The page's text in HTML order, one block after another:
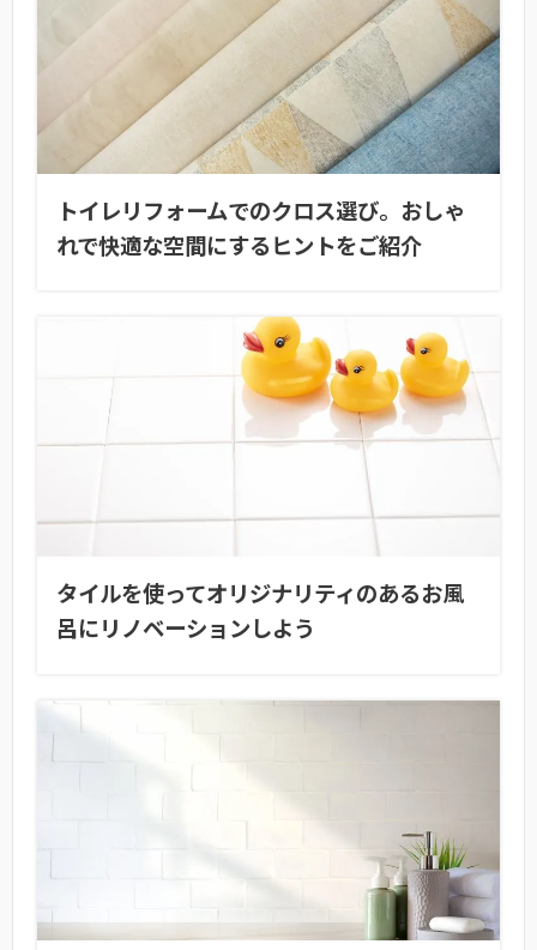
トイレリフォームでのクロス選び。おしゃ
れで快適な空間にするヒントをご紹介
タイルを使ってオリジナリティのあるお風
呂にリノベーションしよう